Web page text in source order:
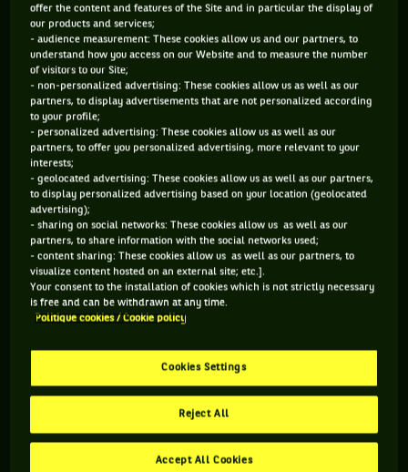
Notre histoire et nos actions dans le tennis montrent que
nous avons toujours pensé que ce sport avait la capacité de
mobiliser au-delà du tennis et en générant un impact social,
pour les générations futures.
C’est pourquoi, en 2023, à l’occasion des 50 ans
d’engagement et de fidélité de BNP Paribas dans le tennis,
nous avons renforcé notre engagement en lançant "Points
For Change" un programme solidaire visant à rendre le
tennis toujours plus accessible et bénéfique pour la société.
Afin de soutenir toujours plus notre conviction que le tennis
est encore plus impactant lorsqu’il est tourné vers la
jeunesse.
Un des éléments clés de Points For Change, c'est sa
offer the content and features of the Site and in particular the display of
our products and services;
- audience measurement: These cookies allow us and our partners, to
understand how you access on our Website and to measure the number
of visitors to our Site;
- non-personalized advertising: These cookies allow us as well as our
partners, to display advertisements that are not personalized according
to your profile;
- personalized advertising: These cookies allow us as well as our
partners, to offer you personalized advertising, more relevant to your
interests;
- geolocated advertising: These cookies allow us as well as our partners,
to display personalized advertising based on your location (geolocated
advertising);
- sharing on social networks: These cookies allow us as well as our
partners, to share information with the social networks used;
- content sharing: These cookies allow us as well as our partners, to
visualize content hosted on an external site; etc.].
Your consent to the installation of cookies which is not strictly necessary
is free and can be withdrawn at any time.
Politique cookies / Cookie policy
Cookies Settings
Reject All
Accept All Cookies